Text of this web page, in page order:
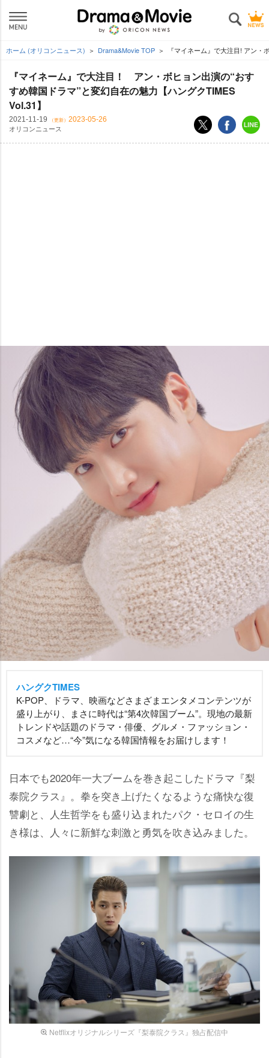
ホーム (オリコンニュース) Drama&Movie TOP 『マイネーム』で大注目! アン・
『マイネーム』で大注目！ アン・ボヒョン出演の“おす
すめ韓国ドラマ”と変幻自在の魅力【ハングクTIMES
Vol.31】
2021-11-19 （更新） 2023-05-26
オリコンニュース
ハングクTIMES
K-POP、ドラマ、映画などさまざまエンタメコンテンツが
盛り上がり、まさに時代は“第4次韓国ブーム”。現地の最新
トレンドや話題のドラマ・俳優、グルメ・ファッション・
コスメなど…“今”気になる韓国情報をお届けします！
日本でも2020年一大ブームを巻き起こしたドラマ『梨
泰院クラス』。拳を突き上げたくなるような痛快な復
讐劇と、人生哲学をも盛り込まれたパク・セロイの生
き様は、人々に新鮮な刺激と勇気を吹き込みました。
Netflixオリジナルシリーズ『梨泰院クラス』独占配信中